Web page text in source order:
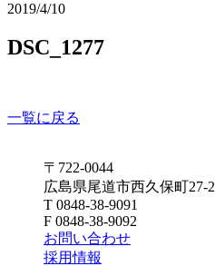
2019/4/10
DSC_1277
一覧に戻る
〒722-0044
広島県尾道市西久保町27-2
T 0848-38-9091
F 0848-38-9092
お問い合わせ
採用情報